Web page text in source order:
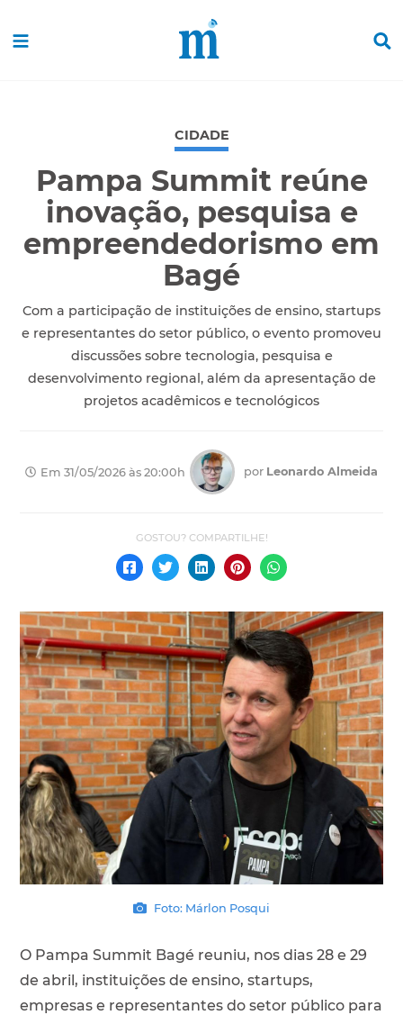
CIDADE
Pampa Summit reúne
inovação, pesquisa e
empreendedorismo em
Bagé
Com a participação de instituições de ensino, startups
e representantes do setor público, o evento promoveu
discussões sobre tecnologia, pesquisa e
desenvolvimento regional, além da apresentação de
projetos acadêmicos e tecnológicos
Em 31/05/2026 às 20:00h por Leonardo Almeida
Foto: Márlon Posqui
O Pampa Summit Bagé reuniu, nos dias 28 e 29
de abril, instituições de ensino, startups,
empresas e representantes do setor público para